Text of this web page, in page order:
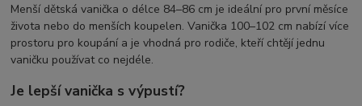
Menší dětská vanička o délce 84–86 cm je ideální pro první měsíce
života nebo do menších koupelen. Vanička 100–102 cm nabízí více
prostoru pro koupání a je vhodná pro rodiče, kteří chtějí jednu
vaničku používat co nejdéle.
Je lepší vanička s výpustí?